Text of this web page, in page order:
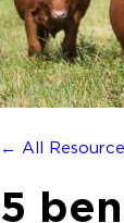
← All
5